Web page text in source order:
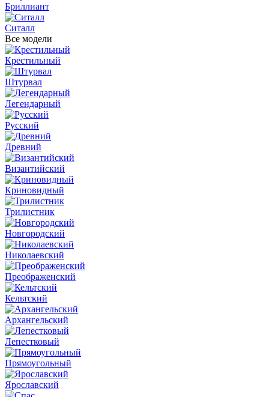
Бриллиант
Ситалл
Все модели
Крестильный
Штурвал
Легендарный
Русский
Древний
Византийский
Криновидный
Трилистник
Новгородский
Николаевский
Преображенский
Кельтский
Архангельский
Лепестковый
Прямоугольный
Ярославский